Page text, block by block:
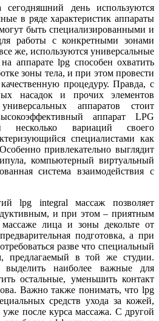
день используются
в ряде характеристик аппараты
быть специализированными и
работы с конкретными зонами
же, используются универсальные
аппарате lpg способен охватить
зоны тела, и при этом провести
процедуру. Правда, с
насадок и прочих элементов
аппаратов стоит
аппарат LPG
несколько вариаций своего
специалистами как
привлекательно выглядит
компьютерный виртуальный
система взаимодействия с
lpg integral массаж позволяет
и при этом – приятным
лица и зоны декольте от
подготовка, а при
разве что специальный
предлагаемый в той же студии.
наиболее важные для
остальные, уменьшить контакт
Важно также понимать, что lpg
средств ухода за кожей,
после курса массажа. С другой